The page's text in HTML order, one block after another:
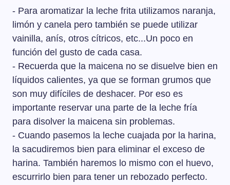
- Para aromatizar la leche frita utilizamos naranja,
limón y canela pero también se puede utilizar
vainilla, anís, otros cítricos, etc...Un poco en
función del gusto de cada casa.
- Recuerda que la maicena no se disuelve bien en
líquidos calientes, ya que se forman grumos que
son muy difíciles de deshacer. Por eso es
importante reservar una parte de la leche fría
para disolver la maicena sin problemas.
- Cuando pasemos la leche cuajada por la harina,
la sacudiremos bien para eliminar el exceso de
harina. También haremos lo mismo con el huevo,
escurrirlo bien para tener un rebozado perfecto.